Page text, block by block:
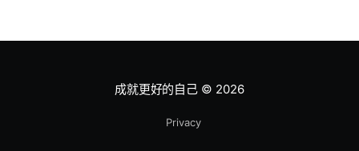
成就更好的自己© 2026
Privacy